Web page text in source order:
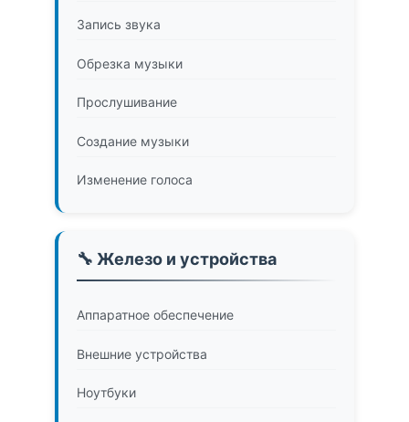
Запись звука
Обрезка музыки
Прослушивание
Создание музыки
Изменение голоса
🔧 Железо и устройства
Аппаратное обеспечение
Внешние устройства
Ноутбуки